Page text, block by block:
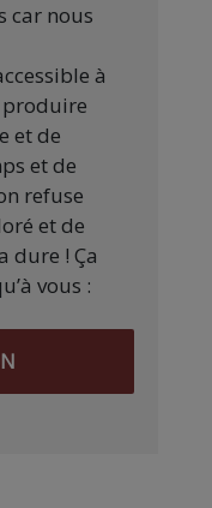
car nous
à
produire
et de
et de
refuse
et de
dure ! Ça
vous :